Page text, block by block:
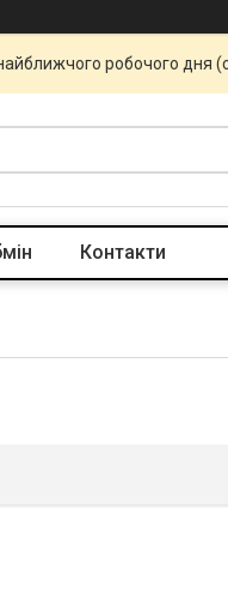
робочого дня
Контакти